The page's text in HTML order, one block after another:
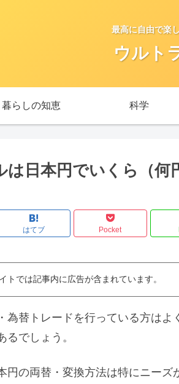
最高に自由で楽
ウルト
暮らしの知恵 科学
は日本円でいくら（何
はてブ Pocket
トでは記事内に広告が含まれています。
為替トレードを行っている方はよ
でしょう。
円の両替・変換方法は特にニーズ